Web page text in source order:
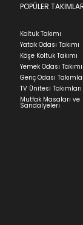
we can't
Teslimat
Ev tekstili
ortalama 5-
Yatak
ve ürünün
günüdür.
Panel ve
süresi
göre
Siparişlerim
POPÜLER
Koltuk Takımı
Yatak Odası Takımı
Köşe Koltuk Takımı
Yemek Odası Takımı
Genç Odası
TV Ünitesi Takımları
Mutfak Masaları ve
Sandalyeleri